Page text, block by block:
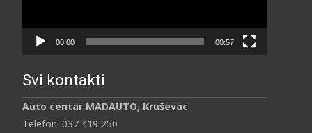
00:00 00:57
Svi kontakti
Auto centar MADAUTO, Kruševac
Telefon: 037 419 250